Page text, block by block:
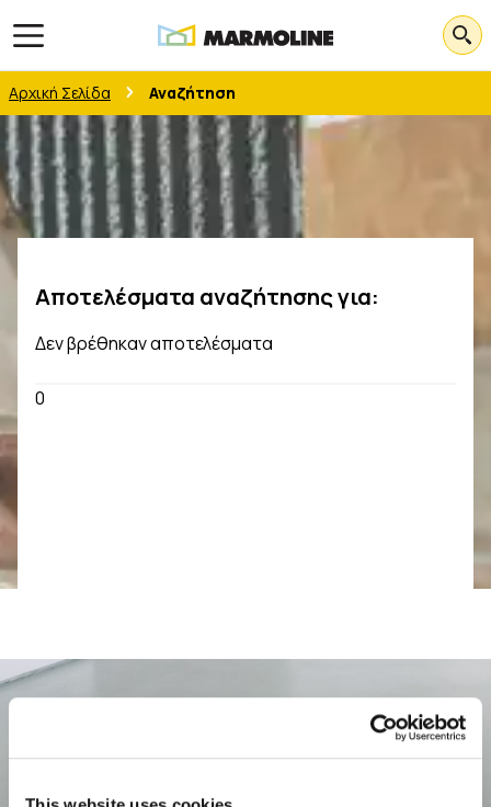
Open main menu
Αρχική Σελίδα Αναζήτηση
Αποτελέσματα αναζήτησης για:
Δεν βρέθηκαν αποτελέσματα
0
Κάνετε εγγραφή και μάθετε πρώτοι τα νέα μας.